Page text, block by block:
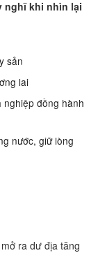
nghĩ khi nhìn lại
sản
lai
nghiệp đồng hành
nước, giữ lòng
ra dư địa tăng